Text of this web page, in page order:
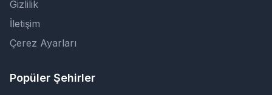
Gizlilik
İletişim
Çerez Ayarları
Popüler Şehirler